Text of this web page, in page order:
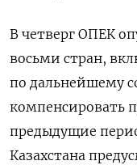
В четверг ОПЕК
восьми стран,
по дальнейшему
компенсировать
предыдущие
Казахстана